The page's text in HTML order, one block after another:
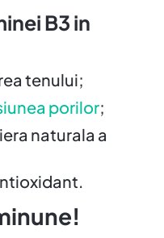
B3 in
tenului;
porilor;
naturala a